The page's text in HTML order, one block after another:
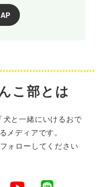
こ部とは
犬と一緒にいけるおで
メディアです。
ォローしてください